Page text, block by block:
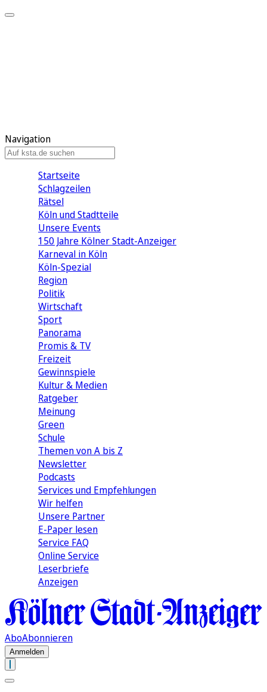
Navigation
Startseite
Schlagzeilen
Rätsel
Köln und Stadtteile
Unsere Events
150 Jahre Kölner Stadt-Anzeiger
Karneval in Köln
Köln-Spezial
Region
Politik
Wirtschaft
Sport
Panorama
Promis & TV
Freizeit
Gewinnspiele
Kultur & Medien
Ratgeber
Meinung
Green
Schule
Themen von A bis Z
Newsletter
Podcasts
Services und Empfehlungen
Wir helfen
Unsere Partner
E-Paper lesen
Service FAQ
Online Service
Leserbriefe
Anzeigen
AboAbonnieren
Anmelden